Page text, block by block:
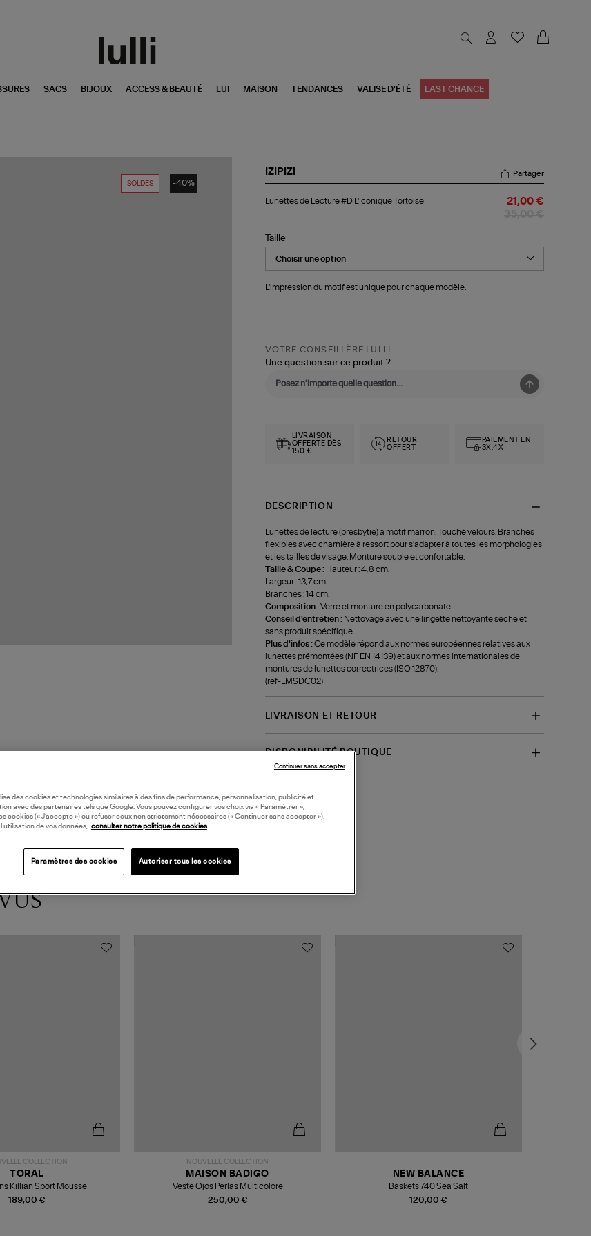
SACS BIJOUX ACCESS & BEAUTÉ LUI MAISON TENDANCES VALISE D'ÉTÉ LAST CHANCE
SOLDES -40%
IZIPIZI
de
L'Iconique
Tortoise
Partager
Lunettes de Lecture #D L'Iconique Tortoise 21,00 €
Taille
L'impression du motif est unique pour chaque modèle.
VOTRE CONSEILLÈRE LULLI
Une question sur ce produit ?
LIVRAISON
OFFERTE DÈS
150 €
RETOUR
OFFERT
PAIEMENT EN
3X,4X
DESCRIPTION
Lunettes de lecture (presbytie) à motif marron. Touché velours. Branches
flexibles avec charnière à ressort pour s'adapter à toutes les morphologies
et les tailles de visage. Monture souple et confortable.
Taille & Coupe : Hauteur : 4,8 cm.
Largeur : 13,7 cm.
Branches : 14 cm.
Composition :Verre et monture en polycarbonate.
Conseil d'entretien : Nettoyage avec une lingette nettoyante sèche et
sans produit spécifique.
Plus d'infos :Ce modèle répond aux normes européennes relatives aux
lunettes prémontées (NF EN 14139) et aux normes internationales de
montures de lunettes correctrices (ISO 12870).
(ref-LMSDC02)
LIVRAISON ET RETOUR
DISPONIBILITÉ BOUTIQUE
COLLECTION
189,00 €
TORAL
Killian Sport Mousse
NOUVELLE COLLECTION
250,00 €
MAISON BADIGO
Veste Ojos Perlas Multicolore
120,00 €
NEW BALANCE
Baskets 740 Sea Salt
des cookies et technologies similaires à des fins de performance, personnalisation, publicité et
avec des partenaires tels que Google. Vous pouvez configurer vos choix via « Paramétrer »,
cookies (« J’accepte ») ou refuser ceux non strictement nécessaires (« Continuer sans accepter »).
de vos données,
consulter notre politique de cookies
Paramètres des cookies Autoriser tous les cookies
Continuer sans accepter